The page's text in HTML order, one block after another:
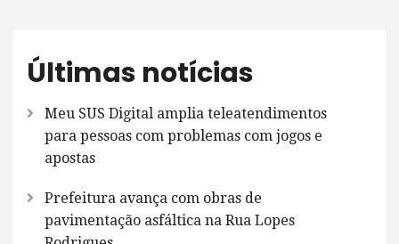
Últimas notícias
Meu SUS Digital amplia teleatendimentos
para pessoas com problemas com jogos e
apostas
Prefeitura avança com obras de
pavimentação asfáltica na Rua Lopes